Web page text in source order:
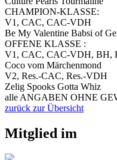
CHAMPION-KLASSE:
V1, CAC, CAC-VDH
Be My Valentine Babsi of
OFFENE KLASSE :
V1, CAC, CAC-VDH, BH,
Coco vom Märchenmond
V2, Res.-CAC, Res.-VDH
Zelig Spooks Gotta Whiz
alle ANGABEN OHNE
zurück zur Übersicht
Mitglied im